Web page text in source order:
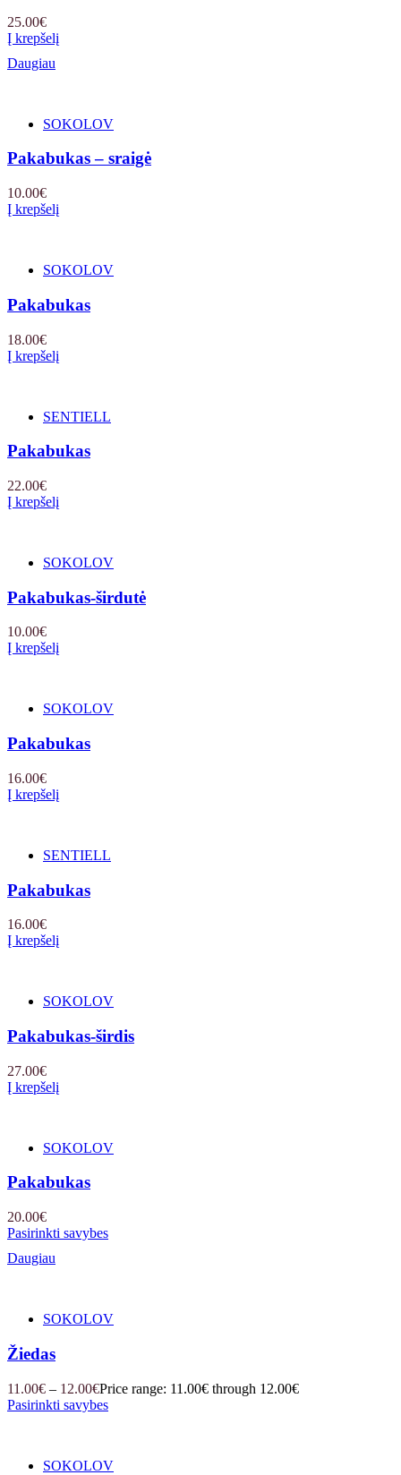
25.00€
Į krepšelį
Daugiau
SOKOLOV
Pakabukas – sraigė
10.00€
Į krepšelį
SOKOLOV
Pakabukas
18.00€
Į krepšelį
SENTIELL
Pakabukas
22.00€
Į krepšelį
SOKOLOV
Pakabukas-širdutė
10.00€
Į krepšelį
SOKOLOV
Pakabukas
16.00€
Į krepšelį
SENTIELL
Pakabukas
16.00€
Į krepšelį
SOKOLOV
Pakabukas-širdis
27.00€
Į krepšelį
SOKOLOV
Pakabukas
20.00€
Pasirinkti savybes
Daugiau
SOKOLOV
Žiedas
11.00€ – 12.00€Price range: 11.00€ through 12.00€
Pasirinkti savybes
SOKOLOV